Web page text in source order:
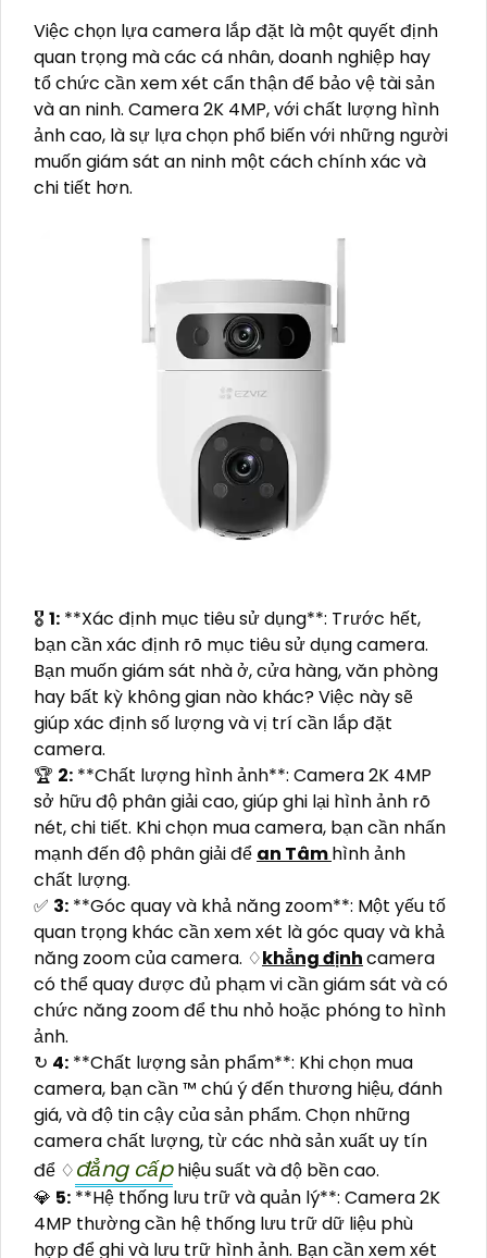
Việc chọn lựa camera lắp đặt là một quyết định
quan trọng mà các cá nhân, doanh nghiệp hay
tổ chức cần xem xét cẩn thận để bảo vệ tài sản
và an ninh. Camera 2K 4MP, với chất lượng hình
ảnh cao, là sự lựa chọn phổ biến với những người
muốn giám sát an ninh một cách chính xác và
chi tiết hơn.
🎖️ 1: **Xác định mục tiêu sử dụng**: Trước hết,
bạn cần xác định rõ mục tiêu sử dụng camera.
Bạn muốn giám sát nhà ở, cửa hàng, văn phòng
hay bất kỳ không gian nào khác? Việc này sẽ
giúp xác định số lượng và vị trí cần lắp đặt
camera.
️🏆 2: **Chất lượng hình ảnh**: Camera 2K 4MP
sở hữu độ phân giải cao, giúp ghi lại hình ảnh rõ
nét, chi tiết. Khi chọn mua camera, bạn cần nhấn
mạnh đến độ phân giải để an Tâmhình ảnh
chất lượng.
️✅ 3: **Góc quay và khả năng zoom**: Một yếu tố
quan trọng khác cần xem xét là góc quay và khả
năng zoom của camera. ♢khẳng địnhcamera
có thể quay được đủ phạm vi cần giám sát và có
chức năng zoom để thu nhỏ hoặc phóng to hình
ảnh.
↻ 4: **Chất lượng sản phẩm**: Khi chọn mua
camera, bạn cần ™️ chú ý đến thương hiệu, đánh
giá, và độ tin cậy của sản phẩm. Chọn những
camera chất lượng, từ các nhà sản xuất uy tín
để ♢đẳng cấphiệu suất và độ bền cao.
💎 5: **Hệ thống lưu trữ và quản lý**: Camera 2K
4MP thường cần hệ thống lưu trữ dữ liệu phù
hợp để ghi và lưu trữ hình ảnh. Bạn cần xem xét